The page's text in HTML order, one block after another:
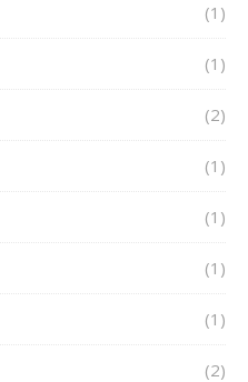
(1)
(1)
(2)
(1)
(1)
(1)
(1)
(2)